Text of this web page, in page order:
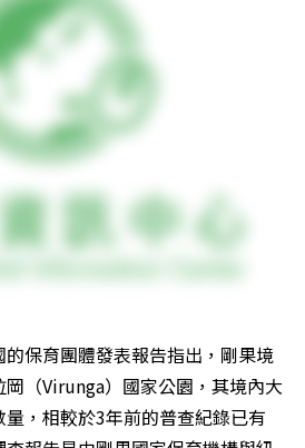
保育團體發表報告指出，剛果境
（Virunga）國家公園，其境內大
，相較於3年前的普查紀錄已有